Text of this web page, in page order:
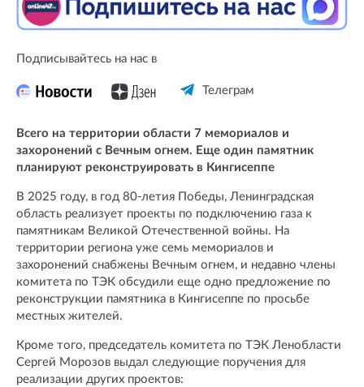
Подписывайтесь на нас в
Телеграм
Всего на территории области 7 мемориалов и
захоронений с Вечным огнем. Еще один памятник
планируют реконструировать в Кингисеппе
В 2025 году, в год 80-летия Победы, Ленинградская
область реализует проекты по подключению газа к
памятникам Великой Отечественной войны. На
территории региона уже семь мемориалов и
захоронений снабжены Вечным огнем, и недавно члены
комитета по ТЭК обсудили еще одно предложение по
реконструкции памятника в Кингисеппе по просьбе
местных жителей.
Кроме того, председатель комитета по ТЭК Ленобласти
Сергей Морозов выдал следующие поручения для
реализации других проектов: